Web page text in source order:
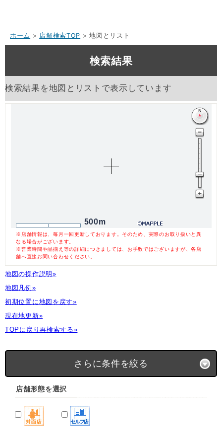
ホーム > 店舗検索TOP > 地図とリスト
検索結果
検索結果を地図とリストで表示しています
500m
※店舗情報は、毎月一回更新しております。そのため、実際のお取り扱いと異
なる場合がございます。
※営業時間や品揃え等の詳細につきましては、お手数ではございますが、各店
舗へ直接お問い合わせください。
地図の操作説明»
地図凡例»
初期位置に地図を戻す»
現在地更新»
TOPに戻り再検索する»
さらに条件を絞る
店舗形態を選択